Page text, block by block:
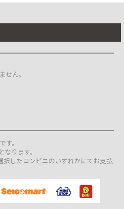
せん。
す。
ります。
したコンビニのいずれかにてお支払